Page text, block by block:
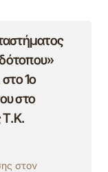
1ο
στο
Τ.Κ.
στον